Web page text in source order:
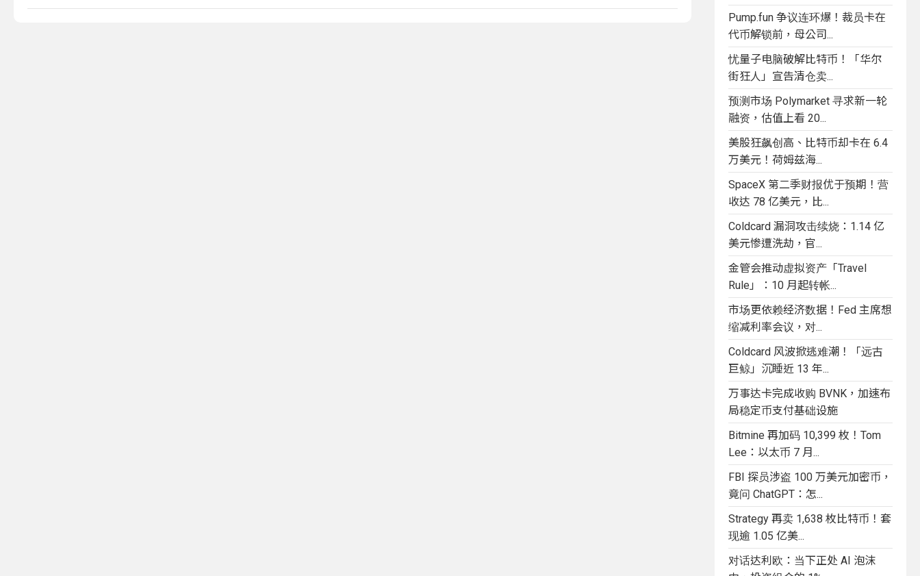
Pump.fun 争议连环爆！裁员卡在
代币解锁前，母公司...
忧量子电脑破解比特币！「华尔
街狂人」宣告清仓卖...
预测市场 Polymarket 寻求新一轮
融资，估值上看 20...
美股狂飙创高、比特币却卡在 6.4
万美元！荷姆兹海...
SpaceX 第二季财报优于预期！营
收达 78 亿美元，比...
Coldcard 漏洞攻击续烧：1.14 亿
美元惨遭洗劫，官...
金管会推动虚拟资产「Travel
Rule」：10 月起转帐...
市场更依赖经济数据！Fed 主席想
缩减利率会议，对...
Coldcard 风波掀逃难潮！「远古
巨鲸」沉睡近 13 年...
万事达卡完成收购 BVNK，加速布
局稳定币支付基础设施
Bitmine 再加码 10,399 枚！Tom
Lee：以太币 7 月...
FBI 探员涉盗 100 万美元加密币，
竟问 ChatGPT：怎...
Strategy 再卖 1,638 枚比特币！套
现逾 1.05 亿美...
对话达利欧：当下正处 AI 泡沫